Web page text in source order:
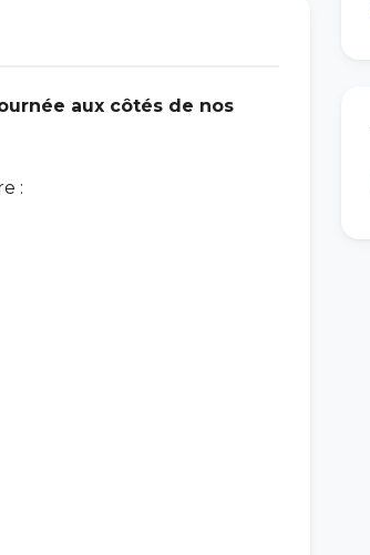
aux côtés de nos
: